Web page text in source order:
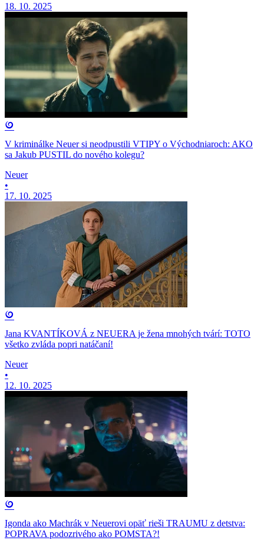
18. 10. 2025
V kriminálke Neuer si neodpustili VTIPY o Východniaroch: AKO
sa Jakub PUSTIL do nového kolegu?
Neuer
•
17. 10. 2025
Jana KVANTÍKOVÁ z NEUERA je žena mnohých tvárí: TOTO
všetko zvláda popri natáčaní!
Neuer
•
12. 10. 2025
Igonda ako Machrák v Neuerovi opäť rieši TRAUMU z detstva:
POPRAVA podozrivého ako POMSTA?!